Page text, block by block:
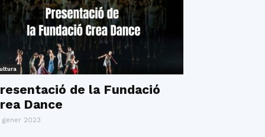
de la Fundació
Dance
gener 2023